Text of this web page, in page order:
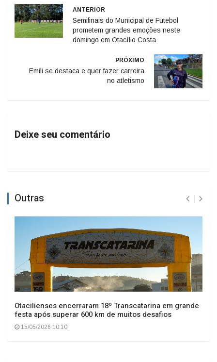
ANTERIOR
Semifinais do Municipal de Futebol
prometem grandes emoções neste
domingo em Otacílio Costa
PRÓXIMO
Emili se destaca e quer fazer carreira
no atletismo
Deixe seu comentário
Outras
Otacilienses encerraram 18º Transcatarina em grande
festa após superar 600 km de muitos desafios
15/05/2026 10:10